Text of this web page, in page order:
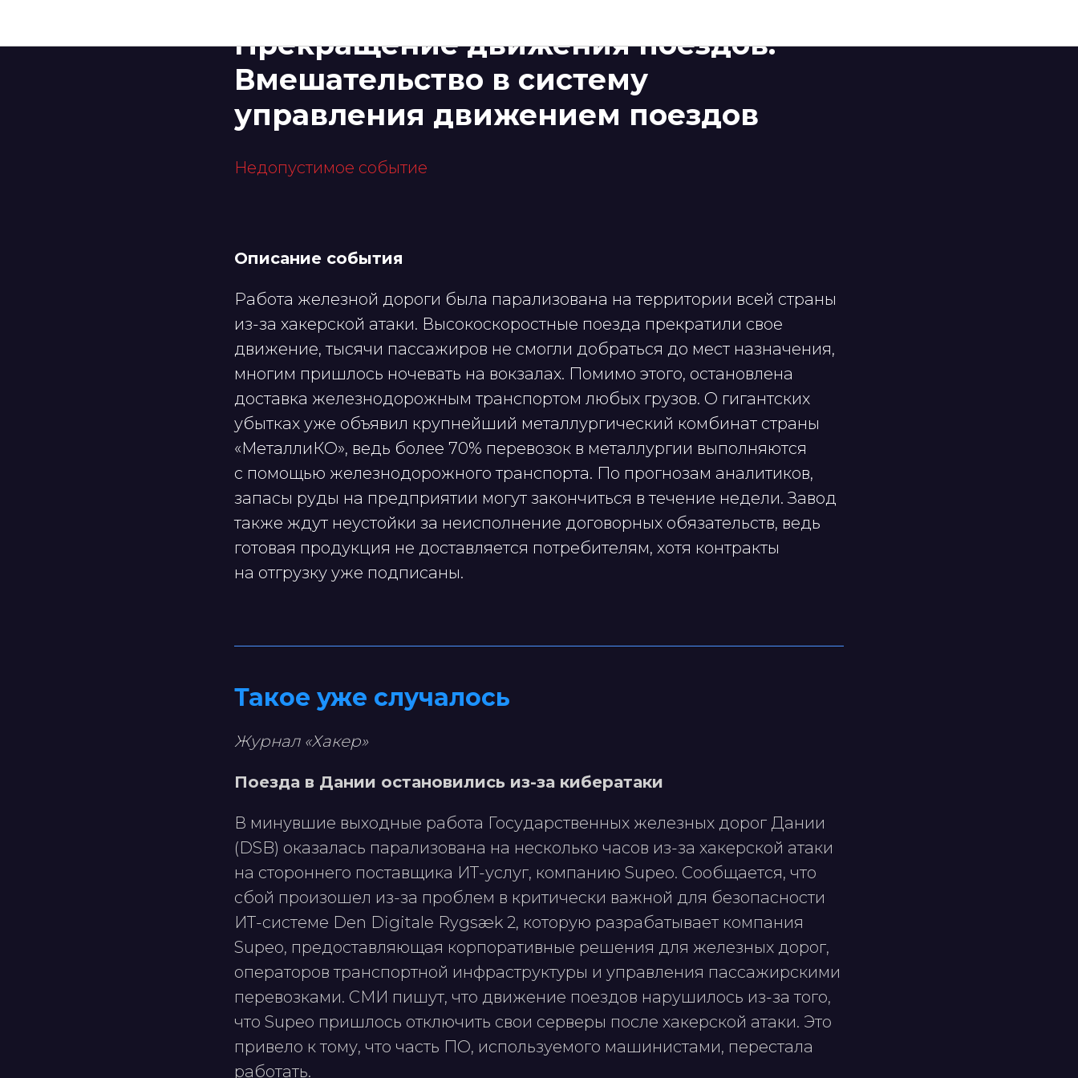
Прекращение движения поездов.
Вмешательство в систему
управления движением поездов
Недопустимое событие
Описание события
Работа железной дороги была парализована на территории всей страны
из-за хакерской атаки. Высокоскоростные поезда прекратили свое
движение, тысячи пассажиров не смогли добраться до мест назначения,
многим пришлось ночевать на вокзалах. Помимо этого, остановлена
доставка железнодорожным транспортом любых грузов. О гигантских
убытках уже объявил крупнейший металлургический комбинат страны
«МеталлиКО», ведь более 70% перевозок в металлургии выполняются
с помощью железнодорожного транспорта. По прогнозам аналитиков,
запасы руды на предприятии могут закончиться в течение недели. Завод
также ждут неустойки за неисполнение договорных обязательств, ведь
готовая продукция не доставляется потребителям, хотя контракты
на отгрузку уже подписаны.
Такое уже случалось
Журнал «Хакер»
Поезда в Дании остановились из-за кибератаки
В минувшие выходные работа Государственных железных дорог Дании
(DSB) оказалась парализована на несколько часов из-за хакерской атаки
на стороннего поставщика ИТ-услуг, компанию Supeo. Сообщается, что
сбой произошел из-за проблем в ​​критически важной для безопасности
ИТ-системе Den Digitale Rygsæk 2, которую разрабатывает компания
Supeo, предоставляющая корпоративные решения для железных дорог,
операторов транспортной инфраструктуры и управления пассажирскими
перевозками. СМИ пишут, что движение поездов нарушилось из-за того,
что Supeo пришлось отключить свои серверы после хакерской атаки. Это
привело к тому, что часть ПО, используемого машинистами, перестала
работать.